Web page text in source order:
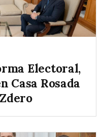
Electoral,
Casa Rosada